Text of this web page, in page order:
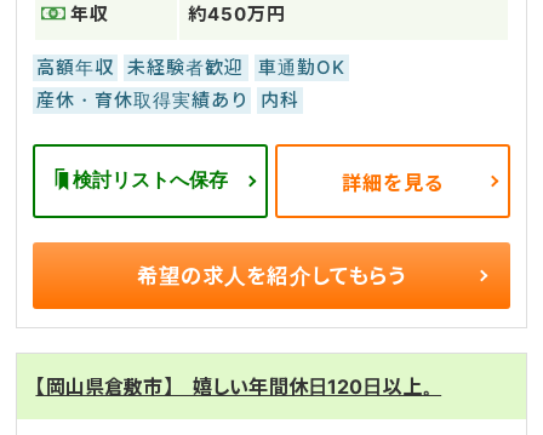
年収 約450万円
高額年収 未経験者歓迎
車通勤OK
産休・育休取得実績あり
内科
検討リストへ保存 詳細を見る
希望の求人を紹介してもらう
【岡山県倉敷市】 嬉しい年間休日120日以上。